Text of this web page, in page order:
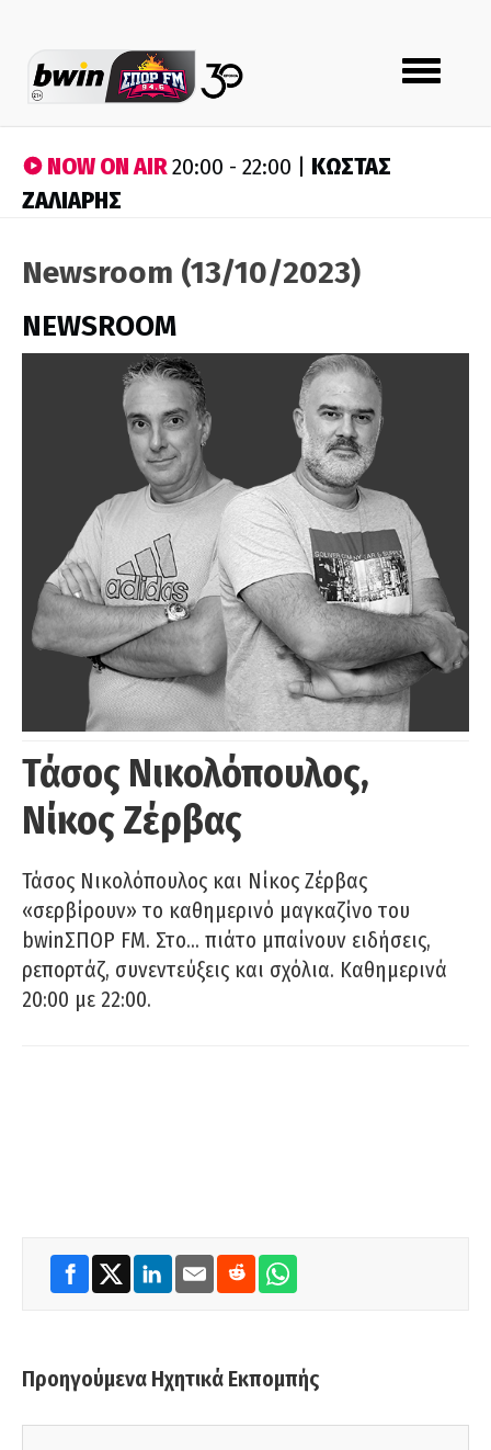
Toggle
navigation
NOW ON AIR20:00 - 22:00 | ΚΩΣΤΑΣ
ΖΑΛΙΑΡΗΣ
Newsroom (13/10/2023)
NEWSROOM
Τάσος Νικολόπουλος,
Νίκος Ζέρβας
Τάσος Νικολόπουλος και Νίκος Ζέρβας
«σερβίρουν» το καθημερινό μαγκαζίνο του
bwinΣΠΟΡ FM. Στο… πιάτο μπαίνουν ειδήσεις,
ρεπορτάζ, συνεντεύξεις και σχόλια. Καθημερινά
20:00 με 22:00.
Προηγούμενα Ηχητικά Εκπομπής